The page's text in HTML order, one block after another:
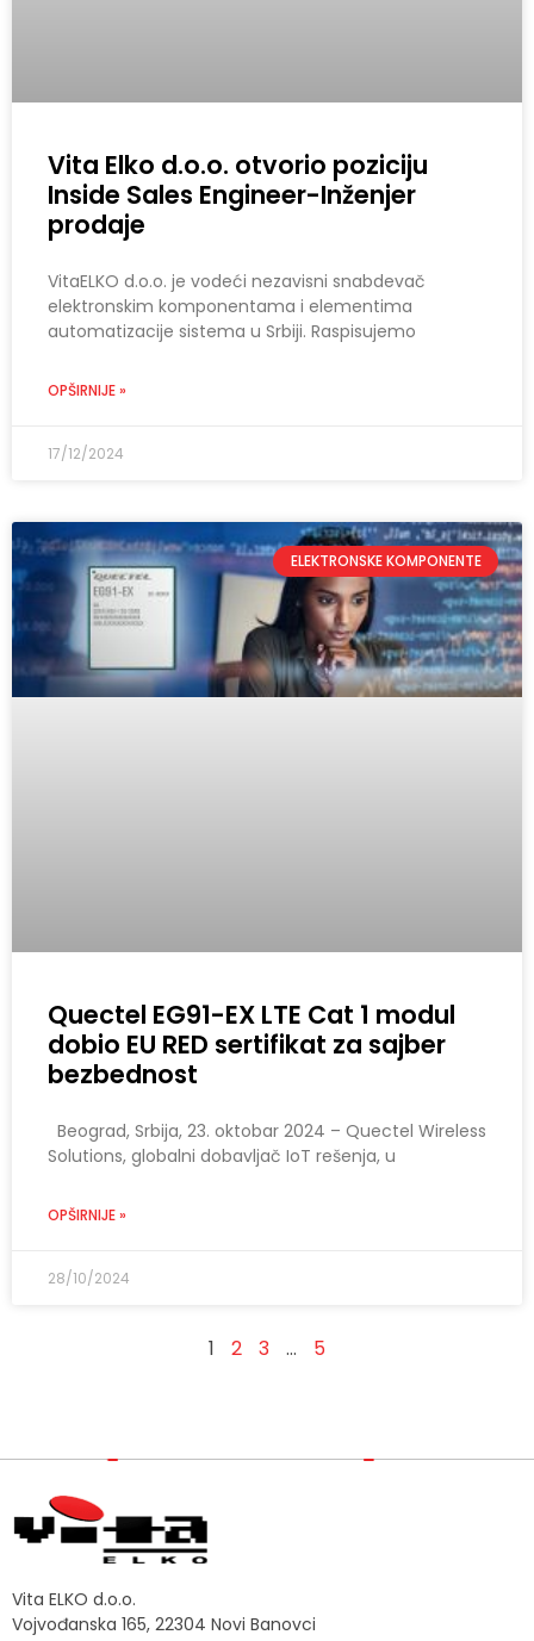
Vita Elko d.o.o. otvorio poziciju
Inside Sales Engineer-Inženjer
prodaje
VitaELKO d.o.o. je vodeći nezavisni snabdevač
elektronskim komponentama i elementima
automatizacije sistema u Srbiji. Raspisujemo
OPŠIRNIJE »
17/12/2024
ELEKTRONSKE KOMPONENTE
Quectel EG91-EX LTE Cat 1 modul
dobio EU RED sertifikat za sajber
bezbednost
Beograd, Srbija, 23. oktobar 2024 – Quectel Wireless
Solutions, globalni dobavljač IoT rešenja, u
OPŠIRNIJE »
28/10/2024
1 2 3 … 5
Vita ELKO d.o.o.
Vojvođanska 165, 22304 Novi Banovci